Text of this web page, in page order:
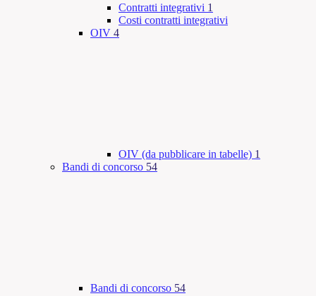
Contratti integrativi 1
Costi contratti integrativi
OIV 4
OIV (da pubblicare in tabelle) 1
Bandi di concorso 54
Bandi di concorso 54